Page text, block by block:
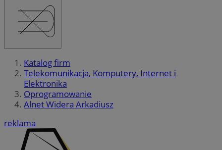
Katalog firm
Telekomunikacja, Komputery, Internet i
Elektronika
Oprogramowanie
Alnet Widera Arkadiusz
reklama